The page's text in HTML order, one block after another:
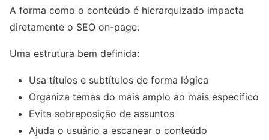
A forma como o conteúdo é hierarquizado impacta
diretamente o SEO on-page.
Uma estrutura bem definida:
Usa títulos e subtítulos de forma lógica
Organiza temas do mais amplo ao mais específico
Evita sobreposição de assuntos
Ajuda o usuário a escanear o conteúdo